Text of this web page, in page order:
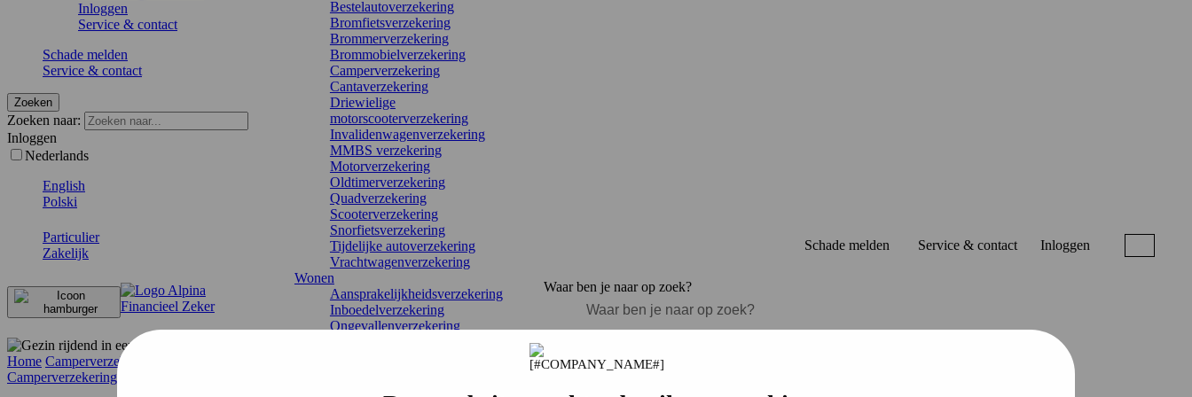
Inloggen
Service & contact
Schade melden
Service & contact
Zoeken
Zoeken naar:
Inloggen
Nederlands
English
Polski
Particulier
Zakelijk
Schade melden Service & contact Inloggen
Bestelautoverzekering
Bromfietsverzekering
Brommerverzekering
Brommobielverzekering
Camperverzekering
Cantaverzekering
Driewielige
motorscooterverzekering
Invalidenwagenverzekering
MMBS verzekering
Motorverzekering
Oldtimerverzekering
Quadverzekering
Scooterverzekering
Snorfietsverzekering
Tijdelijke autoverzekering
Vrachtwagenverzekering
Wonen
Aansprakelijkheidsverzekering
Inboedelverzekering
Ongevallenverzekering
Waar ben je naar op zoek?
Home Camperverzekering
Camperverzekering